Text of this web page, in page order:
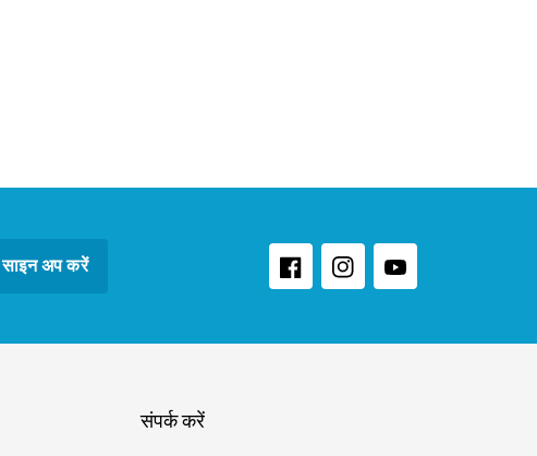
साइन अप करें फेसबुक Instagram
यूट्यूब
संपर्क करें